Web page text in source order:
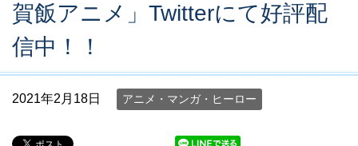
賀飯アニメ」Twitterにて好評配
信中！！
2021年2月18日 アニメ・マンガ・ヒーロー